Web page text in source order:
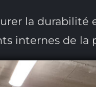
la durabilité
internes de la